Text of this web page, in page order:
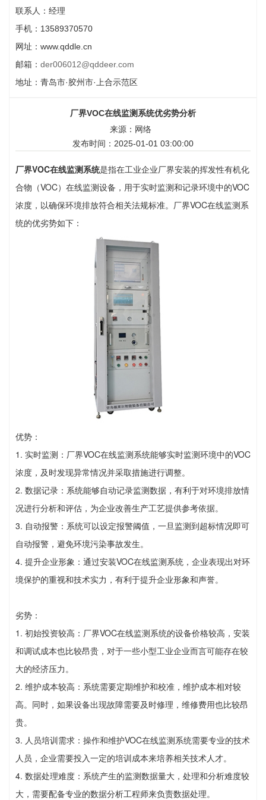
联系人：经理
手机：13589370570
网址：www.qddle.cn
邮箱： der006012@qddeer.com
地址：青岛市·胶州市·上合示范区
厂界VOC在线监测系统优劣势分析
来源：网络
发布时间：2025-01-01 03:00:00
厂界VOC在线监测系统是指在工业企业厂界安装的挥发性有机化
合物（VOC）在线监测设备，用于实时监测和记录环境中的VOC
浓度，以确保环境排放符合相关法规标准。厂界VOC在线监测系
统的优劣势如下：
优势：
1. 实时监测：厂界VOC在线监测系统能够实时监测环境中的VOC
浓度，及时发现异常情况并采取措施进行调整。
2. 数据记录：系统能够自动记录监测数据，有利于对环境排放情
况进行分析和评估，为企业改善生产工艺提供参考依据。
3. 自动报警：系统可以设定报警阈值，一旦监测到超标情况即可
自动报警，避免环境污染事故发生。
4. 提升企业形象：通过安装VOC在线监测系统，企业表现出对环
境保护的重视和技术实力，有利于提升企业形象和声誉。
劣势：
1. 初始投资较高：厂界VOC在线监测系统的设备价格较高，安装
和调试成本也比较昂贵，对于一些小型工业企业而言可能存在较
大的经济压力。
2. 维护成本较高：系统需要定期维护和校准，维护成本相对较
高。同时，如果设备出现故障需要及时修理，维修费用也比较昂
贵。
3. 人员培训需求：操作和维护VOC在线监测系统需要专业的技术
人员，企业需要投入一定的培训成本来培养相关技术人才。
4. 数据处理难度：系统产生的监测数据量大，处理和分析难度较
大，需要配备专业的数据分析工程师来负责数据处理。